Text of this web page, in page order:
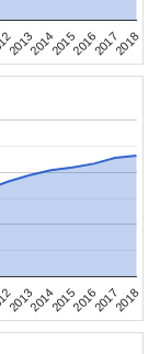
201320142015201620172018
201320142015201620172018